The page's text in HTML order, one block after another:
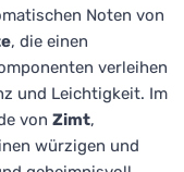
Noten von
, die einen
verleihen
und Leichtigkeit. Im
von Zimt,
würzigen und